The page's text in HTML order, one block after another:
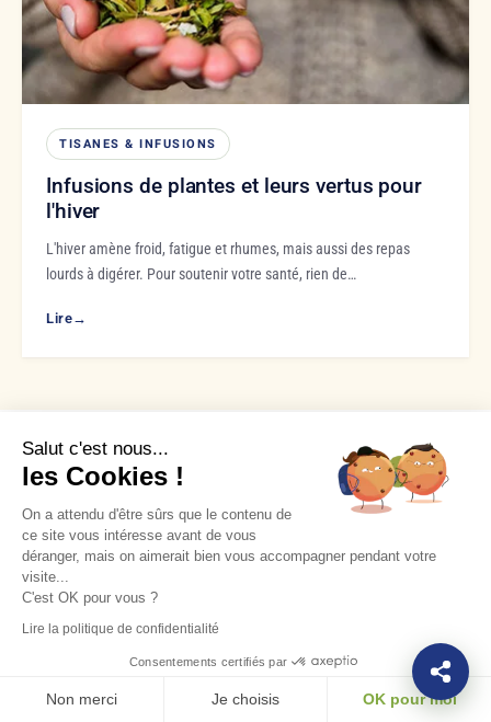
TISANES & INFUSIONS
Infusions de plantes et leurs vertus pour
l'hiver
L'hiver amène froid, fatigue et rhumes, mais aussi des repas
lourds à digérer. Pour soutenir votre santé, rien de…
Lire→
LES AVIS SUR NOTRE BOUTIQUE
Vous en parlez mieux que
nous.
9,8
Salut c'est nous...
les Cookies !
On a attendu d'être sûrs que le contenu de
ce site vous intéresse avant de vous
déranger, mais on aimerait bien vous accompagner pendant votre
visite...
C'est OK pour vous ?
Lire la politique de confidentialité
Consentements certifiés par
Non merci Je choisis OK pour moi